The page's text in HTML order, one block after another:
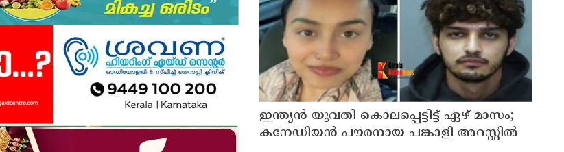
ഇന്ത്യന്‍ യുവതി കൊലപ്പെട്ടിട്ട് ഏഴ് മാസം;
കനേഡിയന്‍ പൗരനായ പങ്കാളി അറസ്റ്റില്‍